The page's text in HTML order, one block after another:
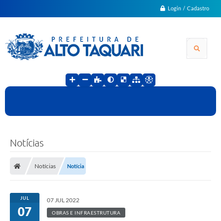
Login / Cadastro
Notícias
Notícias Notícia
JUL
07
07 JUL 2022
OBRAS E INFRAESTRUTURA